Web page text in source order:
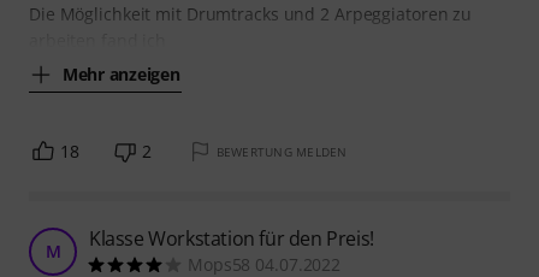
Die Möglichkeit mit Drumtracks und 2 Arpeggiatoren zu
Mehr anzeigen
18 2 BEWERTUNG MELDEN
M Klasse Workstation für den Preis!
Mops58 04.07.2022